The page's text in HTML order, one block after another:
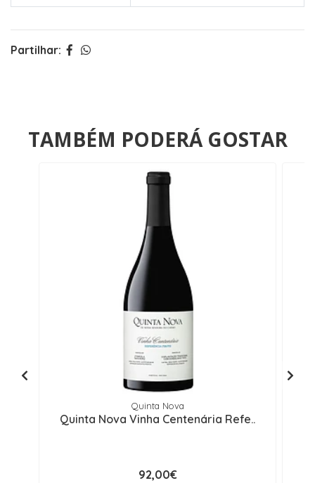
Partilhar:
TAMBÉM PODERÁ GOSTAR
Quinta Nova
Quinta Nova Vinha Centenária Refe..
92,00€